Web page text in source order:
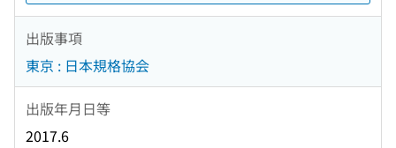
出版事項
東京 : 日本規格協会
出版年月日等
2017.6